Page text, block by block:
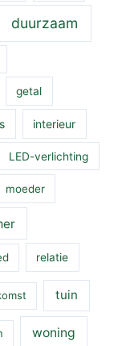
duurzaam
getal
interieur
LED-verlichting
moeder
relatie
tuin
woning